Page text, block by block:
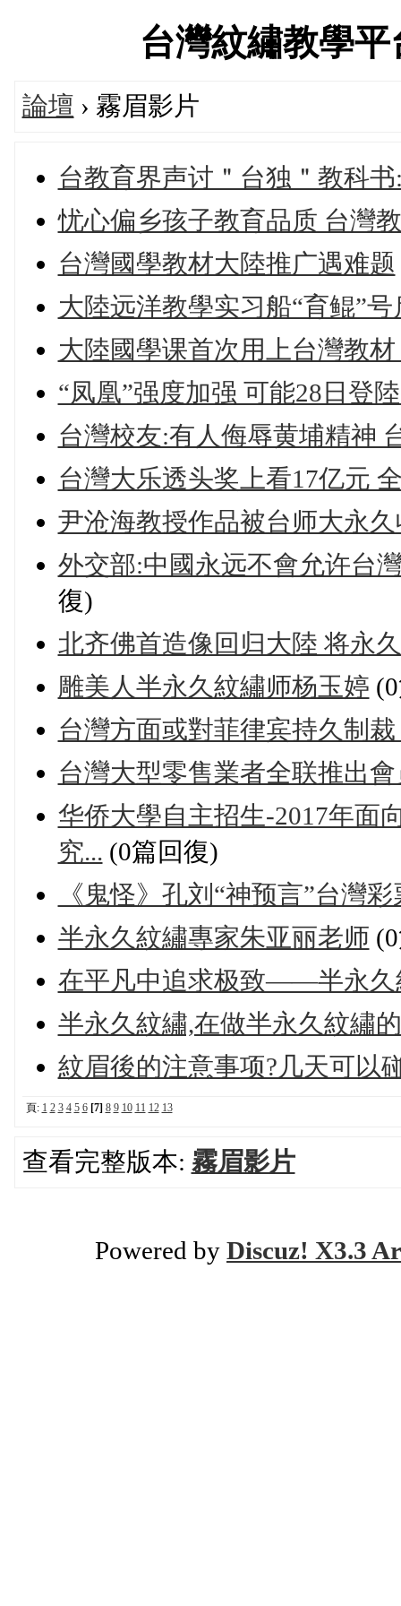
台灣紋繡教學
論壇 › 霧眉影片
台教育界声讨＂台独＂教科
忧心偏乡孩子教育品质 台灣
台灣國學教材大陸推广遇难题
大陸远洋教學实习船“育鲲”
大陸國學课首次用上台灣教
“凤凰”强度加强 可能28日登
台灣校友:有人侮辱黄埔精神
台灣大乐透头奖上看17亿元
尹沧海教授作品被台师大永
外交部:中國永远不會允许台
復)
北齐佛首造像回归大陸 将永
雕美人半永久紋繡师杨玉婷
台灣方面或對菲律宾持久制
台灣大型零售業者全联推出
华侨大學自主招生-2017年面
究... (0篇回復)
《鬼怪》孔刘“神预言”台灣
半永久紋繡專家朱亚丽老师
在平凡中追求极致——半永久
半永久紋繡,在做半永久紋繡
紋眉後的注意事项?几天可以
頁: 1 2 3 4 5 6 [7] 8 9 10 11 12 13
查看完整版本: 霧眉影片
Powered by Discuz! X3.3